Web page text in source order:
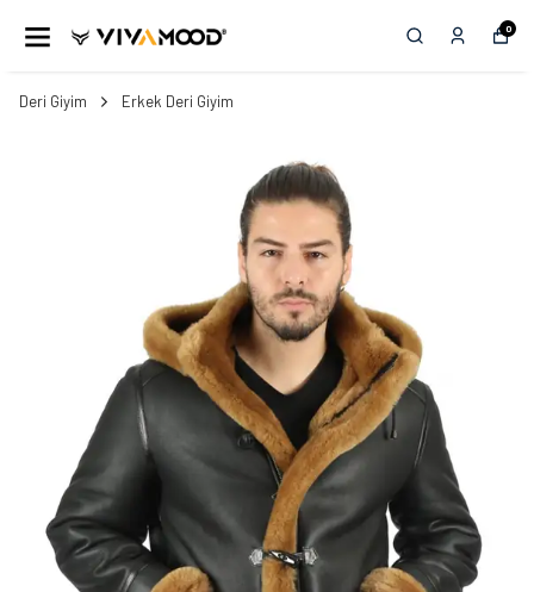
0
Deri Giyim Erkek Deri Giyim